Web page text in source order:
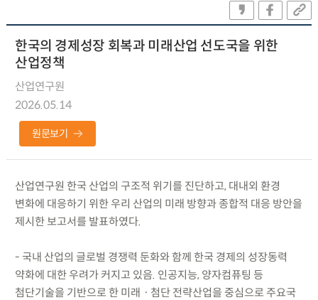
한국의 경제성장 회복과 미래산업 선도국을 위한
산업정책
산업연구원
2026.05.14
원문보기
산업연구원 한국 산업의 구조적 위기를 진단하고, 대내외 환경
변화에 대응하기 위한 우리 산업의 미래 방향과 종합적 대응 방안을
제시한 보고서를 발표하였다.
- 국내 산업의 글로벌 경쟁력 둔화와 함께 한국 경제의 성장동력
약화에 대한 우려가 커지고 있음. 인공지능, 양자컴퓨팅 등
첨단기술을 기반으로 한 미래ㆍ첨단 전략산업을 중심으로 주요국